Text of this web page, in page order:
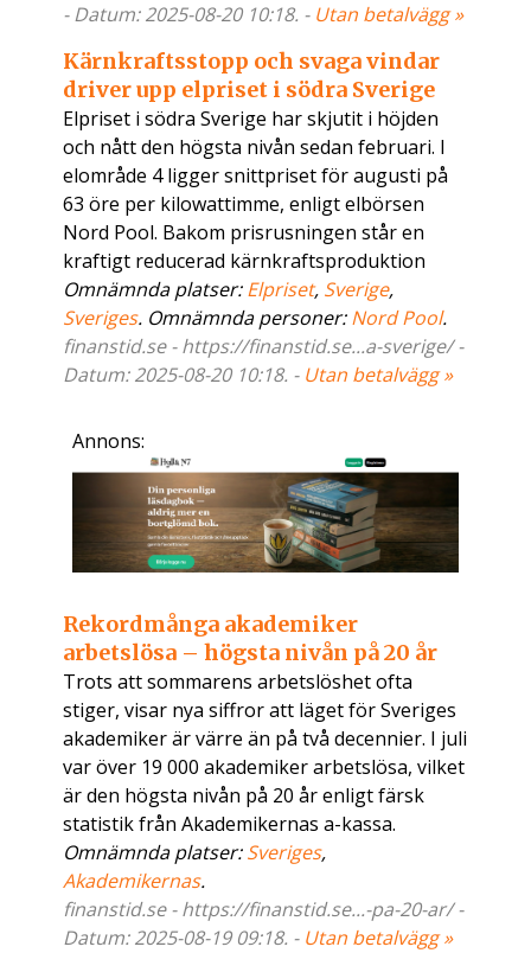
- Datum: 2025-08-20 10:18. - Utan betalvägg »
Kärnkraftsstopp och svaga vindar
driver upp elpriset i södra Sverige
Elpriset i södra Sverige har skjutit i höjden
och nått den högsta nivån sedan februari. I
elområde 4 ligger snittpriset för augusti på
63 öre per kilowattimme, enligt elbörsen
Nord Pool. Bakom prisrusningen står en
kraftigt reducerad kärnkraftsproduktion
Omnämnda platser:Elpriset, Sverige,
Sveriges. Omnämnda personer:Nord Pool.
finanstid.se - https://finanstid.se...a-sverige/ -
Datum: 2025-08-20 10:18. - Utan betalvägg »
Annons:
Rekordmånga akademiker
arbetslösa – högsta nivån på 20 år
Trots att sommarens arbetslöshet ofta
stiger, visar nya siffror att läget för Sveriges
akademiker är värre än på två decennier. I juli
var över 19 000 akademiker arbetslösa, vilket
är den högsta nivån på 20 år enligt färsk
statistik från Akademikernas a-kassa.
Omnämnda platser:Sveriges,
Akademikernas.
finanstid.se - https://finanstid.se...-pa-20-ar/ -
Datum: 2025-08-19 09:18. - Utan betalvägg »